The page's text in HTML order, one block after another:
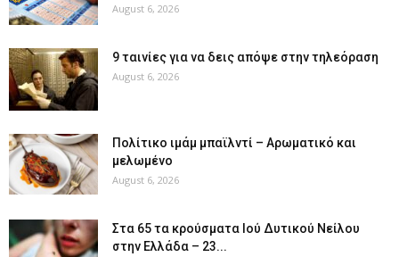
August 6, 2026
9 ταινίες για να δεις απόψε στην τηλεόραση
August 6, 2026
Πολίτικο ιμάμ μπαϊλντί – Αρωματικό και
μελωμένο
August 6, 2026
Στα 65 τα κρούσματα Ιού Δυτικού Νείλου
στην Ελλάδα – 23...